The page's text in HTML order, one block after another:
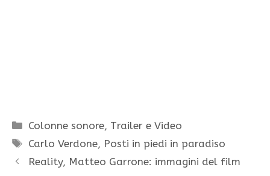
Categorie
Colonne sonore, Trailer e Video
Tag
Carlo Verdone, Posti in piedi in paradiso
Reality, Matteo Garrone: immagini del film